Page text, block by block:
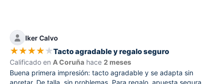
Iker Calvo
★★★★★Tacto agradable y regalo seguro
Calificado en A Coruña hace 2 meses
Buena primera impresión: tacto agradable y se adapta sin